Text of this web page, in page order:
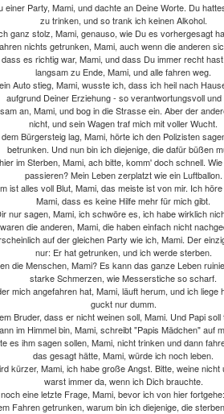
einer Party, Mami, und dachte an Deine Worte. Du
zu trinken, und so trank ich keinen Alkohol.
ganz stolz, Mami, genauso, wie Du es vorhergesagt
nichts getrunken, Mami, auch wenn die anderen
es richtig war, Mami, und dass Du immer recht
langsam zu Ende, Mami, und alle fahren weg.
Auto stieg, Mami, wusste ich, dass ich heil nach
aufgrund Deiner Erziehung - so verantwortungsvoll und
an, Mami, und bog in die Strasse ein. Aber der
nicht, und sein Wagen traf mich mit voller Wucht.
Bürgersteig lag, Mami, hörte ich den Polizisten
betrunken. Und nun bin ich diejenige, die dafür büßen
im Sterben, Mami, ach bitte, komm' doch schnell.
passieren? Mein Leben zerplatzt wie ein Luftballon.
ist alles voll Blut, Mami, das meiste ist von mir. Ich
Mami, dass es keine Hilfe mehr für mich gibt.
nur sagen, Mami, ich schwöre es, ich habe wirklich
waren die anderen, Mami, die haben einfach nicht
auf der gleichen Party wie ich, Mami. Der
nur: Er hat getrunken, und ich werde sterben.
die Menschen, Mami? Es kann das ganze Leben
starke Schmerzen, wie Messerstiche so scharf.
mich angefahren hat, Mami, läuft herum, und ich liege
guckt nur dumm.
Bruder, dass er nicht weinen soll, Mami. Und Papi
im Himmel bin, Mami, schreibt "Papis Mädchen" auf
es ihm sagen sollen, Mami, nicht trinken und dann
das gesagt hätte, Mami, würde ich noch leben.
kürzer, Mami, ich habe große Angst. Bitte, weine nicht
warst immer da, wenn ich Dich brauchte.
eine letzte Frage, Mami, bevor ich von hier
Fahren getrunken, warum bin ich diejenige, die